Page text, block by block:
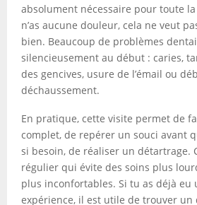
absolument nécessaire pour toute
n’as aucune douleur, cela ne veut
bien. Beaucoup de problèmes
silencieusement au début : caries,
des gencives, usure de l’émail ou
déchaussement.
En pratique, cette visite permet de
complet, de repérer un souci avant
si besoin, de réaliser un détartrage.
régulier qui évite des soins plus
plus inconfortables. Si tu as déjà eu
expérience, il est utile de trouver un